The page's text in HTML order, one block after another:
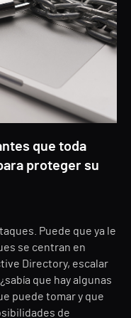
que toda
proteger su
Puede que ya le
se centran en
Directory, escalar
que hay algunas
puede tomar y que
de